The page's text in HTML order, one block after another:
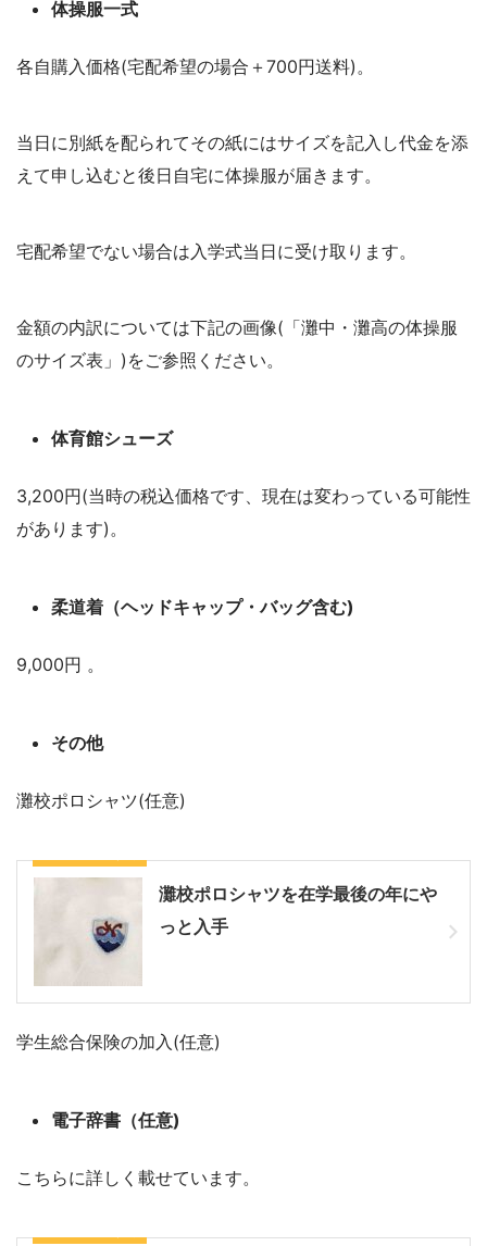
体操服一式
各自購入価格(宅配希望の場合＋700円送料)。
当日に別紙を配られてその紙にはサイズを記入し代金を添
えて申し込むと後日自宅に体操服が届きます。
宅配希望でない場合は入学式当日に受け取ります。
金額の内訳については下記の画像(「灘中・灘高の体操服
のサイズ表」)をご参照ください。
体育館シューズ
3,200円(当時の税込価格です、現在は変わっている可能性
があります)。
柔道着（ヘッドキャップ・バッグ含む)
9,000円 。
その他
灘校ポロシャツ(任意)
灘校ポロシャツを在学最後の年にや
っと入手
学生総合保険の加入(任意)
電子辞書（任意)
こちらに詳しく載せています。